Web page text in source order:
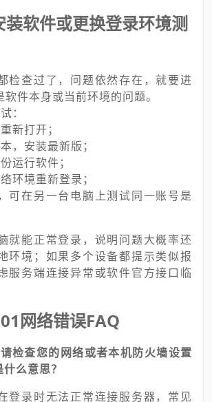
装软件或更换登录环境测
检查过了，问题依然存在，就要进
件本身或当前环境的问题。
：
新打开；
，安装最新版；
运行软件；
环境重新登录；
可在另一台电脑上测试同一账号是
就能正常登录，说明问题大概率还
环境；如果多个设备都提示类似报
服务端连接异常或软件官方接口临
网络错误FAQ
检查您的网络或者本机防火墙设置
么意思？
登录时无法正常连接服务器，常见